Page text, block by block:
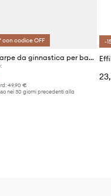
codice OFF
adidas scarpe da ginnastica per bambini GRAND COURT 00s
49,90 €
nei 30 giorni precedenti alla
-